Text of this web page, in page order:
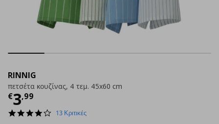
RINNIG
πετσέτα κουζίνας, 4 τεμ. 45x60 cm
€3,99
Τρέχουσα τιμή
4.1
13 Κριτικές